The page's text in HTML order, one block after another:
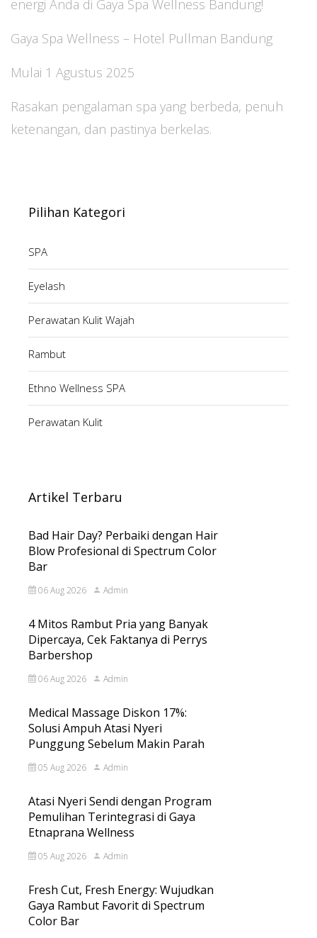
energi Anda di Gaya Spa Wellness Bandung!
Gaya Spa Wellness – Hotel Pullman Bandung
Mulai 1 Agustus 2025
Rasakan pengalaman spa yang berbeda, penuh
ketenangan, dan pastinya berkelas.
Pilihan Kategori
SPA
Eyelash
Perawatan Kulit Wajah
Rambut
Ethno Wellness SPA
Perawatan Kulit
Artikel Terbaru
Bad Hair Day? Perbaiki dengan Hair
Blow Profesional di Spectrum Color
Bar
06 Aug 2026 Admin
4 Mitos Rambut Pria yang Banyak
Dipercaya, Cek Faktanya di Perrys
Barbershop
06 Aug 2026 Admin
Medical Massage Diskon 17%:
Solusi Ampuh Atasi Nyeri
Punggung Sebelum Makin Parah
05 Aug 2026 Admin
Atasi Nyeri Sendi dengan Program
Pemulihan Terintegrasi di Gaya
Etnaprana Wellness
05 Aug 2026 Admin
Fresh Cut, Fresh Energy: Wujudkan
Gaya Rambut Favorit di Spectrum
Color Bar